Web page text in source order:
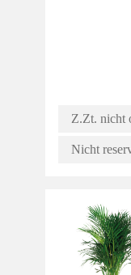
Z.Zt. nicht
Nicht